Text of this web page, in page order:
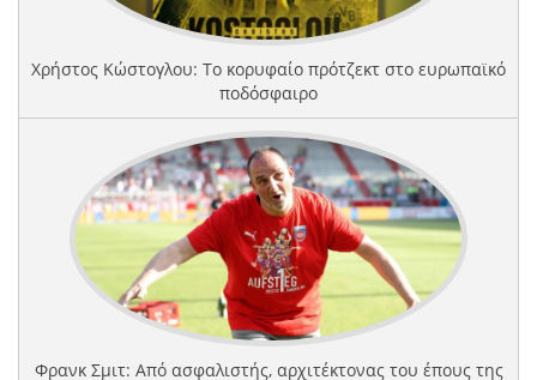
Χρήστος Κώστογλου: Το κορυφαίο πρότζεκτ στο ευρωπαϊκό
ποδόσφαιρο
Φρανκ Σμιτ: Από ασφαλιστής, αρχιτέκτονας του έπους της